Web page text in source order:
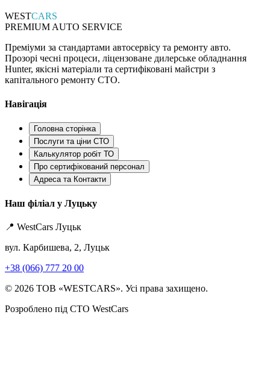
WESTCARS
PREMIUM AUTO SERVICE
Преміуми за стандартами автосервісу та ремонту авто.
Прозорі чесні процеси, ліцензоване дилерське обладнання
Hunter, якісні матеріали та сертифіковані майстри з
капітального ремонту СТО.
Навігація
Головна сторінка
Послуги та ціни СТО
Калькулятор робіт ТО
Про сертифікований персонал
Адреса та Контакти
Наш філіал у Луцьку
📍 WestCars Луцьк
вул. Карбишева, 2, Луцьк
+38 (066) 777 20 00
© 2026 ТОВ «WESTCARS». Усі права захищено.
Розроблено під СТО WestCars